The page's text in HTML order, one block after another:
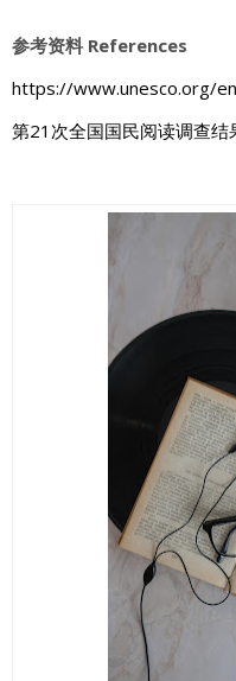
参考资料 References
https://www.unesco.org/
第21次全国国民阅读调查结